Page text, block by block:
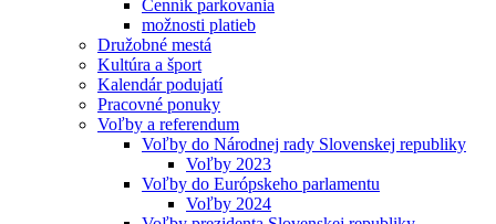
Cenník parkovania
možnosti platieb
Družobné mestá
Kultúra a šport
Kalendár podujatí
Pracovné ponuky
Voľby a referendum
Voľby do Národnej rady Slovenskej republiky
Voľby 2023
Voľby do Európskeho parlamentu
Voľby 2024